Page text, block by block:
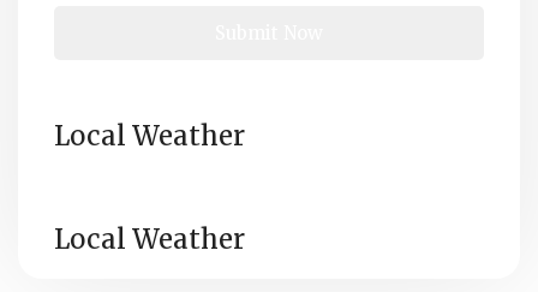
Local Weather
Local Weather